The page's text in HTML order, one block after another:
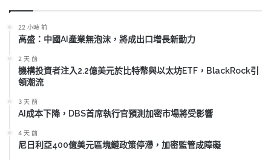
22 小時 前
高盛：中國AI產業無泡沫，將成出口增長新動力
2 天 前
機構投資者注入2.2億美元於比特幣與以太坊ETF，BlackRock引
領潮流
3 天 前
AI成本下降，DBS首席執行官預測加密市場將受影響
4 天 前
尼日利亞400億美元區塊鏈政策停滯，加密監管成障礙